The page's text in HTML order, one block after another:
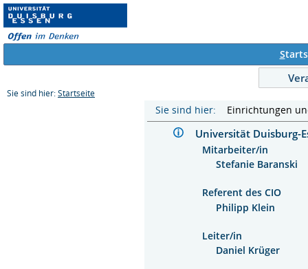
S
Sie sind hier: Startseite
Sie sind hier: Einrichtungen
Universität
Mitarbeiter/in
Stefanie Baranski
Referent des CIO
Philipp Klein
Leiter/in
Daniel Krüger